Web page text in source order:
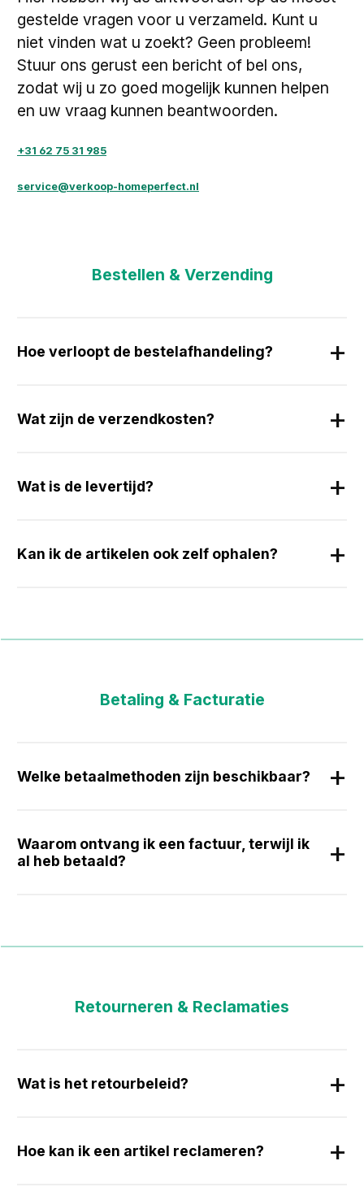
gestelde vragen voor u verzameld. Kunt u
niet vinden wat u zoekt? Geen probleem!
Stuur ons gerust een bericht of bel ons,
zodat wij u zo goed mogelijk kunnen helpen
en uw vraag kunnen beantwoorden.
+31 62 75 31 985
service@verkoop-homeperfect.nl
Bestellen & Verzending
Hoe verloopt de bestelafhandeling?
Wat zijn de verzendkosten?
Wat is de levertijd?
Kan ik de artikelen ook zelf ophalen?
Betaling & Facturatie
Welke betaalmethoden zijn beschikbaar?
Waarom ontvang ik een factuur, terwijl ik
al heb betaald?
Retourneren & Reclamaties
Wat is het retourbeleid?
Hoe kan ik een artikel reclameren?